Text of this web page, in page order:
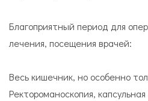
Благоприятный период для
лечения, посещения врачей:
Весь ки­шеч­ник, но осо­бен­но
Рек­то­ро­ма­но­ско­пия,